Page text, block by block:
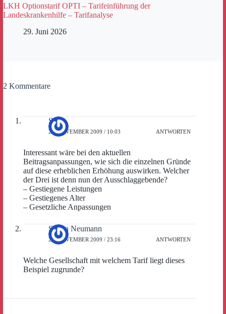
LKH Optionstarif OPTI – Tarifeinführung der
Landeskrankenhilfe – Tarifanalyse
29. Juni 2026
2 Kommentare
Sven
27. NOVEMBER 2009 / 10:03 ANTWORTEN
Interessant wäre bei den aktuellen
Beitragsanpassungen, wie sich die einzelnen Gründe
auf diese erheblichen Erhöhung auswirken. Welcher
der Drei ist denn nun der Ausschlaggebende?
– Gestiegene Leistungen
– Gestiegenes Alter
– Gesetzliche Anpassungen
Stefan Neumann
27. NOVEMBER 2009 / 23:16 ANTWORTEN
Welche Gesellschaft mit welchem Tarif liegt dieses
Beispiel zugrunde?